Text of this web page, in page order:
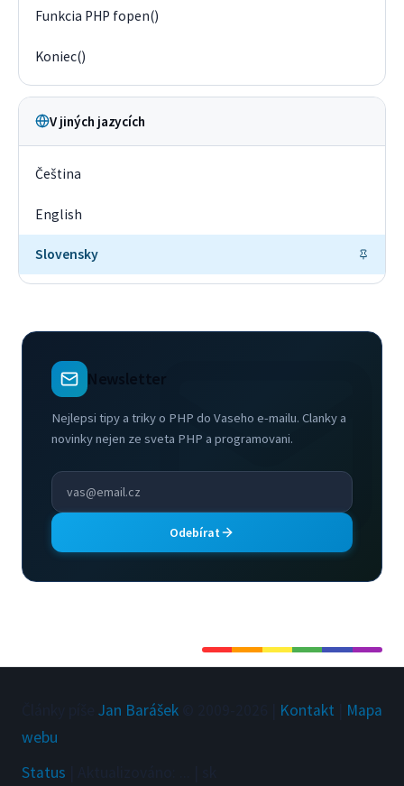
Funkcia PHP fopen()
Koniec()
V jiných jazycích
Čeština
English
Slovensky
Newsletter
Nejlepsi tipy a triky o PHP do Vaseho e-mailu. Clanky a
novinky nejen ze sveta PHP a programovani.
Odebírat
Jan Barášek Kontakt
Mapa
webu
Status